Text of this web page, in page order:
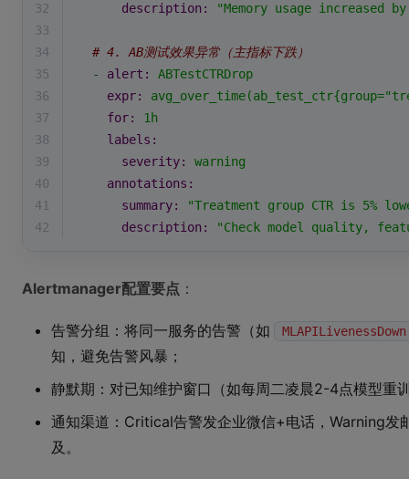
32
description:
"Memory usage increased
33
34
# 4. AB测试效果异常（主指标下跌）
35
- alert:
ABTestCTRDrop
36
expr:
37
for:
1h
38
labels:
39
severity:
warning
40
annotations:
41
summary:
"Treatment group CTR is 5%
42
description: "Check model quality,
Alertmanager配置要点 ：
告警分组：将同一服务的告警（如 MLAPILivenessDown
知，避免告警风暴；
静默期：对已知维护窗口（如每周二凌晨2-4点模型重
通知渠道：Critical告警发企业微信+电话，Warning发
及。